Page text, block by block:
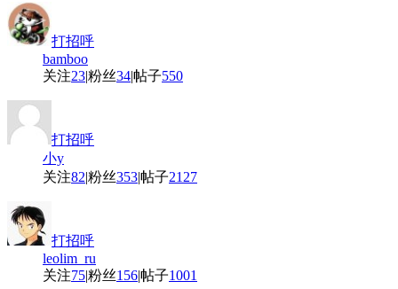
打招呼
bamboo
关注23|粉丝34|帖子550
打招呼
小y
关注82|粉丝353|帖子2127
打招呼
leolim_ru
关注75|粉丝156|帖子1001